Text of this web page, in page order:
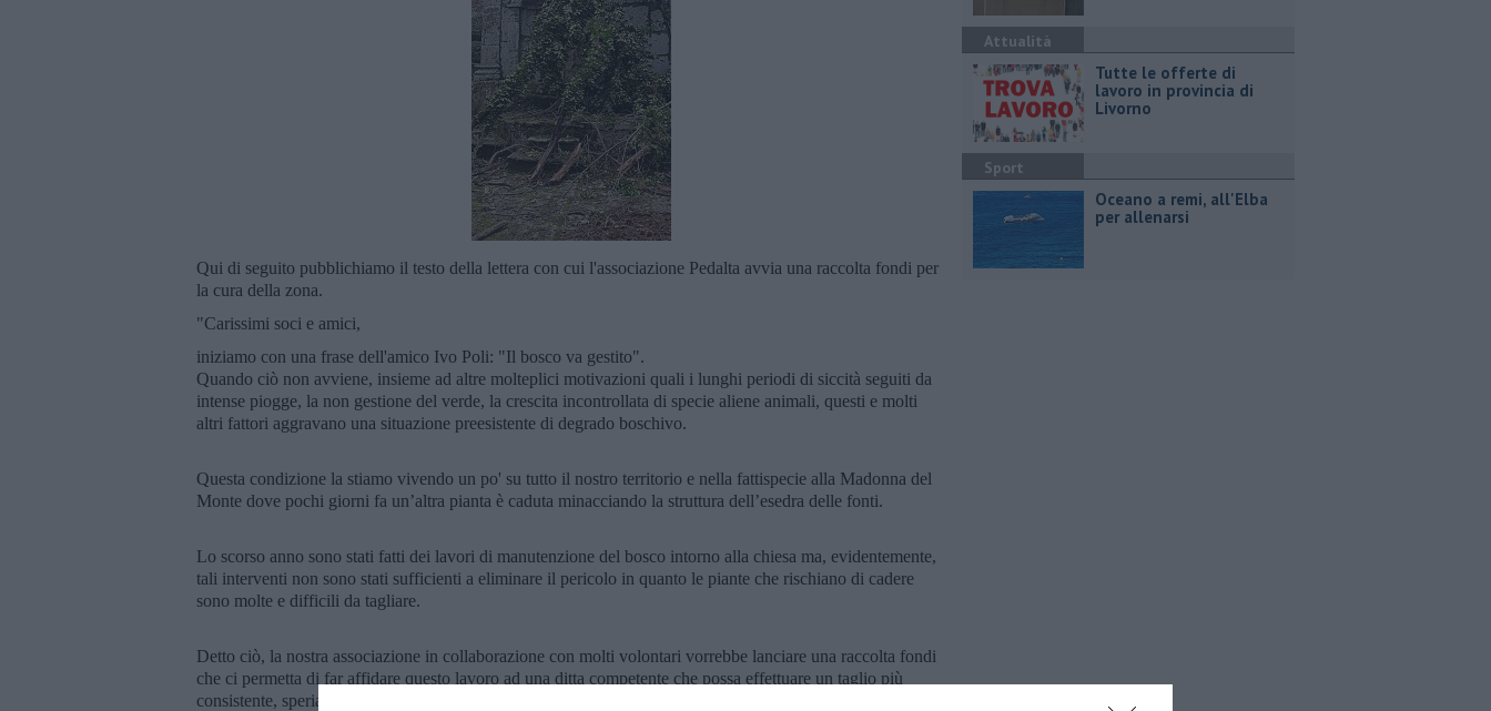
Qui di seguito pubblichiamo il testo della lettera con cui l'associazione Pedalta avvia una raccolta fondi per
la cura della zona.
"Carissimi soci e amici,
iniziamo con una frase dell'amico Ivo Poli: "Il bosco va gestito".
Quando ciò non avviene, insieme ad altre molteplici motivazioni quali i lunghi periodi di siccità seguiti da
intense piogge, la non gestione del verde, la crescita incontrollata di specie aliene animali, questi e molti
altri fattori aggravano una situazione preesistente di degrado boschivo.
Questa condizione la stiamo vivendo un po' su tutto il nostro territorio e nella fattispecie alla Madonna del
Monte dove pochi giorni fa un’altra pianta è caduta minacciando la struttura dell’esedra delle fonti.
Lo scorso anno sono stati fatti dei lavori di manutenzione del bosco intorno alla chiesa ma, evidentemente,
tali interventi non sono stati sufficienti a eliminare il pericolo in quanto le piante che rischiano di cadere
sono molte e difficili da tagliare.
Detto ciò, la nostra associazione in collaborazione con molti volontari vorrebbe lanciare una raccolta fondi
che ci permetta di far affidare questo lavoro ad una ditta competente che possa effettuare un taglio più
consistente, speriamo definitivo, a quelle piante che ormai sono ammalate e pericolose.
Attualità
​Tutte le offerte di
lavoro in provincia di
Livorno
Sport
Oceano a remi, all'Elba
per allenarsi